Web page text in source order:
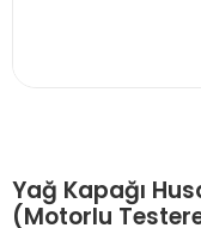
Yağ Kapağı
(Motorlu